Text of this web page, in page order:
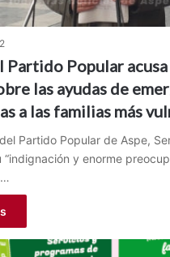
Partido Popular
las ayudas de
a las familias más
Partido Popular de Aspe,
“indignación y enorme